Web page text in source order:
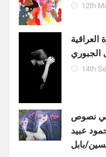
12th
الجبوري
14th
في نصوص
عبيد
بابل